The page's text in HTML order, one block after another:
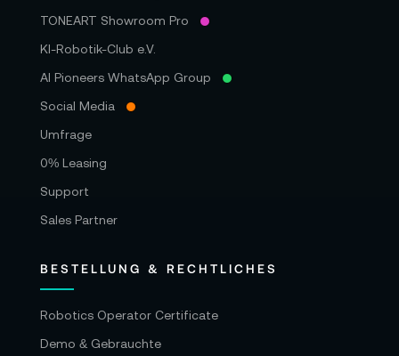
TONEART Showroom Pro
KI-Robotik-Club e.V.
AI Pioneers WhatsApp Group
Social Media
Umfrage
0% Leasing
Support
Sales Partner
BESTELLUNG & RECHTLICHES
Robotics Operator Certificate
Demo & Gebrauchte